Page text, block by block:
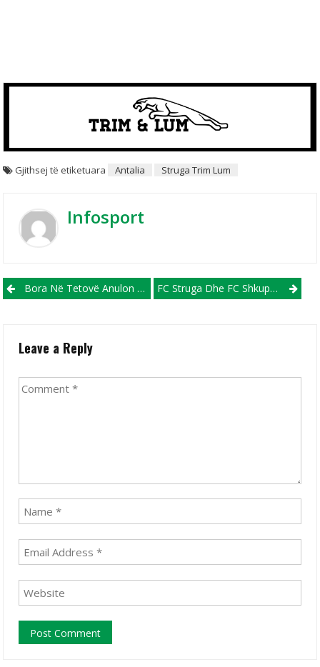
Gjithsej të etiketuara Antalia Struga Trim Lum
Infosport
Post navigation
Bora Në Tetovë Anulon Miqësoren, Shkëndija-Arsimi FC Struga Dhe FC Shkupi Me Aeroplanin E Njëjtë Udhëtuan Drejt Turqisë
Leave a Reply